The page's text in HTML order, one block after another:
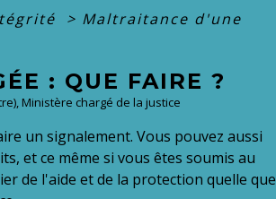
> Maltraitance d'une
: QUE FAIRE ?
Ministère chargé de la justice
un signalement. Vous pouvez aussi
et ce même si vous êtes soumis au
de l'aide et de la protection quelle que